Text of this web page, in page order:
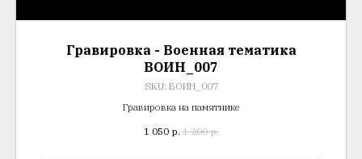
Гравировка - Военная тематика
ВОИН_007
SKU: ВОИН_007
Гравировка на памятнике
1 050 р. 1 200 р.